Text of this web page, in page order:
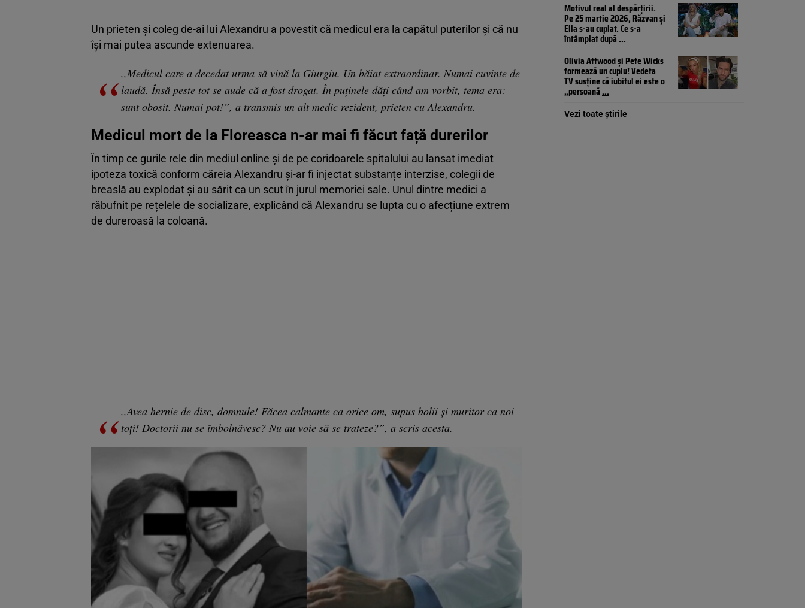
Un prieten și coleg de-ai lui Alexandru a povestit că medicul era la capătul puterilor și că nu
își mai putea ascunde extenuarea.
,,Medicul care a decedat urma să vină la Giurgiu. Un băiat extraordinar. Numai cuvinte de
laudă. Însă peste tot se aude că a fost drogat. În puținele dăți când am vorbit, tema era:
sunt obosit. Numai pot!”, a transmis un alt medic rezident, prieten cu Alexandru.
Medicul mort de la Floreasca n-ar mai fi făcut față durerilor
În timp ce gurile rele din mediul online și de pe coridoarele spitalului au lansat imediat
ipoteza toxică conform căreia Alexandru și-ar fi injectat substanțe interzise, colegii de
breaslă au explodat și au sărit ca un scut în jurul memoriei sale. Unul dintre medici a
răbufnit pe rețelele de socializare, explicând că Alexandru se lupta cu o afecțiune extrem
de dureroasă la coloană.
,,Avea hernie de disc, domnule! Făcea calmante ca orice om, supus bolii și muritor ca noi
toți! Doctorii nu se îmbolnăvesc? Nu au voie să se trateze?”, a scris acesta.
Motivul real al despărțirii.
Pe 25 martie 2026, Răzvan și
Ella s-au cuplat. Ce s-a
întâmplat după...
Olivia Attwood și Pete Wicks
formează un cuplu! Vedeta
TV susține că iubitul ei este o
„persoană...
Vezi toate știrile